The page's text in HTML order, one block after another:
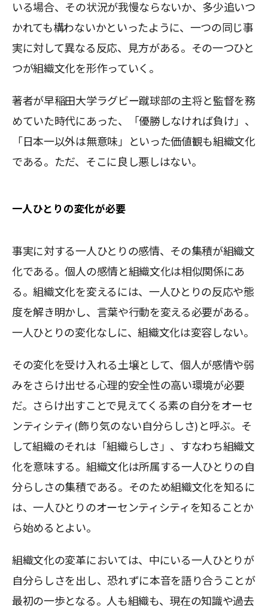
いる場合、その状況が我慢ならないか、多少追いつ
かれても構わないかといったように、一つの同じ事
実に対して異なる反応、見方がある。その一つひと
つが組織文化を形作っていく。
著者が早稲田大学ラグビー蹴球部の主将と監督を務
めていた時代にあった、「優勝しなければ負け」、
「日本一以外は無意味」といった価値観も組織文化
である。ただ、そこに良し悪しはない。
一人ひとりの変化が必要
事実に対する一人ひとりの感情、その集積が組織文
化である。個人の感情と組織文化は相似関係にあ
る。組織文化を変えるには、一人ひとりの反応や態
度を解き明かし、言葉や行動を変える必要がある。
一人ひとりの変化なしに、組織文化は変容しない。
その変化を受け入れる土壌として、個人が感情や弱
みをさらけ出せる心理的安全性の高い環境が必要
だ。さらけ出すことで見えてくる素の自分をオーセ
ンティシティ(飾り気のない自分らしさ)と呼ぶ。そ
して組織のそれは「組織らしさ」、すなわち組織文
化を意味する。組織文化は所属する一人ひとりの自
分らしさの集積である。そのため組織文化を知るに
は、一人ひとりのオーセンティシティを知ることか
ら始めるとよい。
組織文化の変革においては、中にいる一人ひとりが
自分らしさを出し、恐れずに本音を語り合うことが
最初の一歩となる。人も組織も、現在の知識や過去